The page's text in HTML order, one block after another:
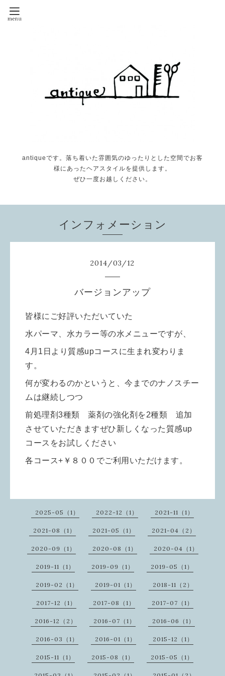
antiqueです。落ち着いた雰囲気のゆったりとした空間でお客
様にあったヘアスタイルを提供します。
ぜひ一度お越しください。
インフォメーション
2014 /03 /12
バージョンアップ
皆様にご好評いただいていた
水パーマ、水カラー等の水メニューですが、
4月1日より質感upコースに生まれ変わりま
す。
何が変わるのかというと、今までのナノスチー
ムは継続しつつ
前処理剤3種類 薬剤の強化剤を2種類 追加
させていただきますぜひ新しくなった質感up
コースをお試しください
各コース+￥８００でご利用いただけます。
2025-05（1） 2022-12（1） 2021-11（1）
2021-08（1） 2021-05（1） 2021-04（2）
2020-09（1） 2020-08（1） 2020-04（1）
2019-11（1） 2019-09（1） 2019-05（1）
2019-02（1） 2019-01（1） 2018-11（2）
2017-12（1） 2017-08（1） 2017-07（1）
2016-12（2） 2016-07（1） 2016-06（1）
2016-03（1） 2016-01（1） 2015-12（1）
2015-11（1） 2015-08（1） 2015-05（1）